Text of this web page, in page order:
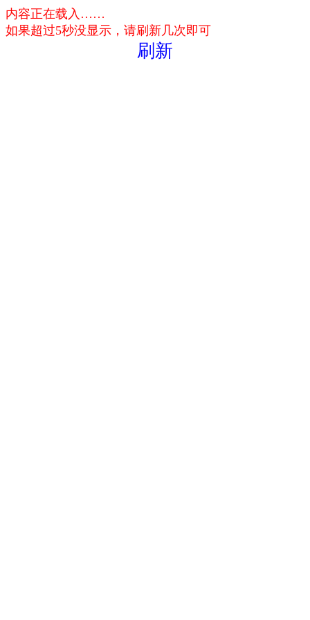
内容正在载入……
如果超过5秒没显示，请刷新几次即可
刷新